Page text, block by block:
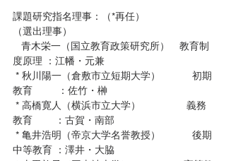
課題研究指名理事：（*再任）
（選出理事）
度原理 ：江幡・元兼
教育　　  ：佐竹・榊
教育　　 ：古賀・南部
中等教育 ：澤井・大脇